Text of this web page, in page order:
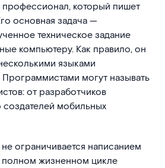
который пишет
основная задача —
техническое задание
компьютеру. Как правило, он
языками
могут называть
от разработчиков
мобильных
не ограничивается написанием
полном жизненном цикле